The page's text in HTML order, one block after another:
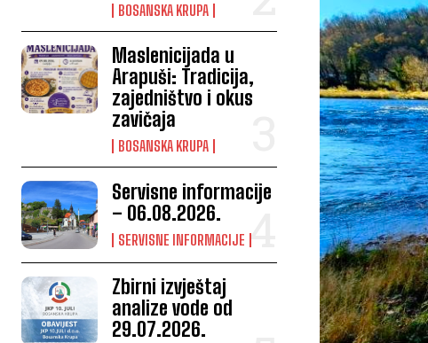
BOSANSKA KRUPA
Maslenicijada u
Arapuši: Tradicija,
zajedništvo i okus
zavičaja
BOSANSKA KRUPA
Servisne informacije
– 06.08.2026.
SERVISNE INFORMACIJE
Zbirni izvještaj
analize vode od
29.07.2026.